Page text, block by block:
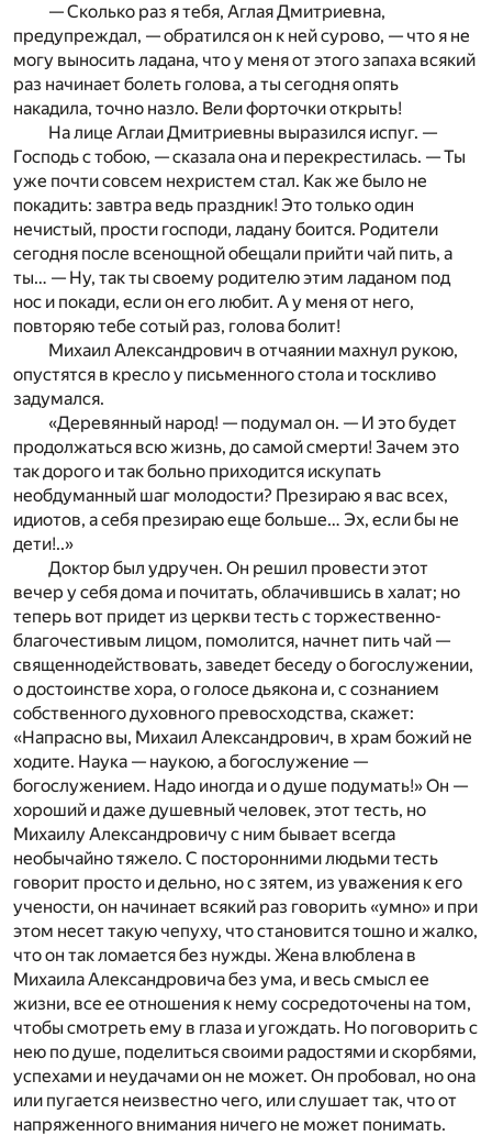
— Сколько раз я тебя, Аглая Дмитриевна,
предупреждал, — обратился он к ней сурово, — что я не
могу выносить ладана, что у меня от этого запаха всякий
раз начинает болеть голова, а ты сегодня опять
накадила, точно назло. Вели форточки открыть!
На лице Аглаи Дмитриевны выразился испуг. —
Господь с тобою, — сказала она и перекрестилась. — Ты
уже почти совсем нехристем стал. Как же было не
покадить: завтра ведь праздник! Это только один
нечистый, прости господи, ладану боится. Родители
сегодня после всенощной обещали прийти чай пить, а
ты… — Ну, так ты своему родителю этим ладаном под
нос и покади, если он его любит. А у меня от него,
повторяю тебе сотый раз, голова болит!
Михаил Александрович в отчаянии махнул рукою,
опустятся в кресло у письменного стола и тоскливо
задумался.
«Деревянный народ! — подумал он. — И это будет
продолжаться всю жизнь, до самой смерти! Зачем это
так дорого и так больно приходится искупать
необдуманный шаг молодости? Презираю я вас всех,
идиотов, а себя презираю еще больше… Эх, если бы не
дети!..»
Доктор был удручен. Он решил провести этот
вечер у себя дома и почитать, облачившись в халат; но
теперь вот придет из церкви тесть с торжественно-
благочестивым лицом, помолится, начнет пить чай —
священнодействовать, заведет беседу о богослужении,
о достоинстве хора, о голосе дьякона и, с сознанием
собственного духовного превосходства, скажет:
«Напрасно вы, Михаил Александрович, в храм божий не
ходите. Наука — наукою, а богослужение —
богослужением. Надо иногда и о душе подумать!» Он —
хороший и даже душевный человек, этот тесть, но
Михаилу Александровичу с ним бывает всегда
необычайно тяжело. С посторонними людьми тесть
говорит просто и дельно, но с зятем, из уважения к его
учености, он начинает всякий раз говорить «умно» и при
этом несет такую чепуху, что становится тошно и жалко,
что он так ломается без нужды. Жена влюблена в
Михаила Александровича без ума, и весь смысл ее
жизни, все ее отношения к нему сосредоточены на том,
чтобы смотреть ему в глаза и угождать. Но поговорить с
нею по душе, поделиться своими радостями и скорбями,
успехами и неудачами он не может. Он пробовал, но она
или пугается неизвестно чего, или слушает так, что от
напряженного внимания ничего не может понимать.